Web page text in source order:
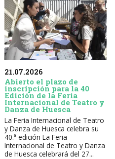
21.07.2026
Abierto el plazo de
inscripción para la 40
Edición de la Feria
Internacional de Teatro y
Danza de Huesca
La Feria Internacional de Teatro
y Danza de Huesca celebra su
40.ª edición La Feria
Internacional de Teatro y Danza
de Huesca celebrará del 27...